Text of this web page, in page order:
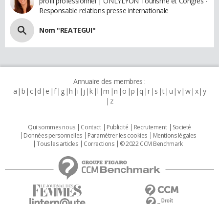
Responsable relations presse internationale
Nom "REATEGUI"
Annuaire des membres :
a b c d e f g h i j k l m n o p q r s t u v w x y
z
Qui sommes nous Contact Publicité Recrutement
Societé
Données personnelles
Paramétrer les cookies
Mentions légales
Tous les articles
Corrections © 2022 CCM Benchmark